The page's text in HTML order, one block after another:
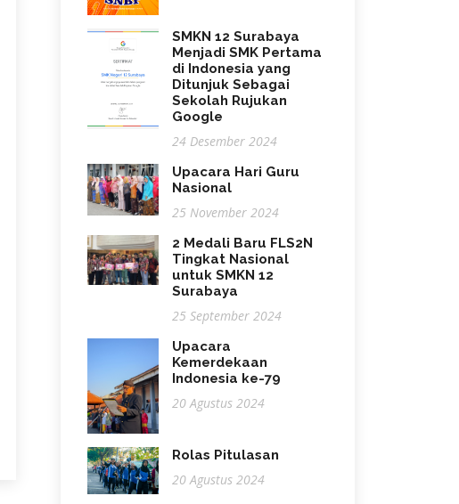
SMKN 12 Surabaya
Menjadi SMK Pertama
di Indonesia yang
Ditunjuk Sebagai
Sekolah Rujukan
Google
24 Desember 2024
Upacara Hari Guru
Nasional
25 November 2024
2 Medali Baru FLS2N
Tingkat Nasional
untuk SMKN 12
Surabaya
25 September 2024
Upacara
Kemerdekaan
Indonesia ke-79
20 Agustus 2024
Rolas Pitulasan
20 Agustus 2024